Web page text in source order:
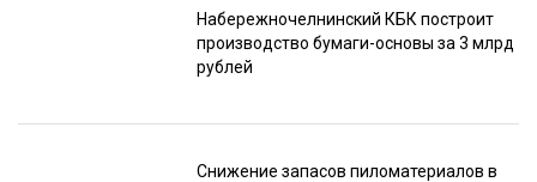
Набережночелнинский КБК построит
производство бумаги-основы за 3 млрд
рублей
Снижение запасов пиломатериалов в